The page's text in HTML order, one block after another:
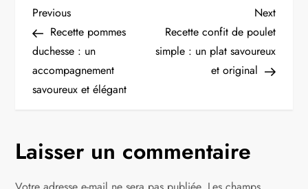
N
a
v
g
a
Previous
Post
Previous
Recette pommes
duchesse : un
accompagnement
savoureux et élégant
Next
Post
Next
Recette confit de poulet
simple : un plat savoureux
et original
Laisser un commentaire